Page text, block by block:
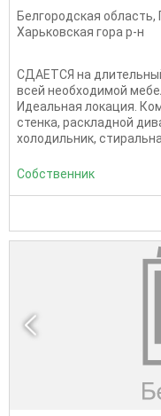
Белгородская область,
Харьковская гора р-н
СДАЕТСЯ на
всей необходимой
Идеальная локация.
стенка, раскладной
холодильник,
Собственник